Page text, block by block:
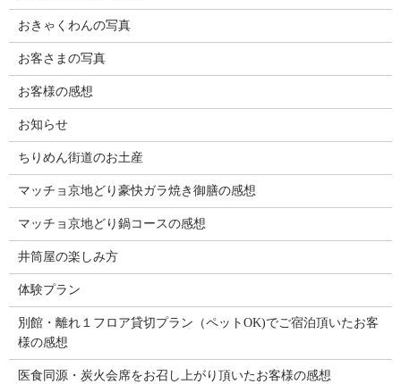
おきゃくわんの写真
お客さまの写真
お客様の感想
お知らせ
ちりめん街道のお土産
マッチョ京地どり豪快ガラ焼き御膳の感想
マッチョ京地どり鍋コースの感想
井筒屋の楽しみ方
体験プラン
別館・離れ１フロア貸切プラン（ペットOK)でご宿泊頂いたお客
様の感想
医食同源・炭火会席をお召し上がり頂いたお客様の感想